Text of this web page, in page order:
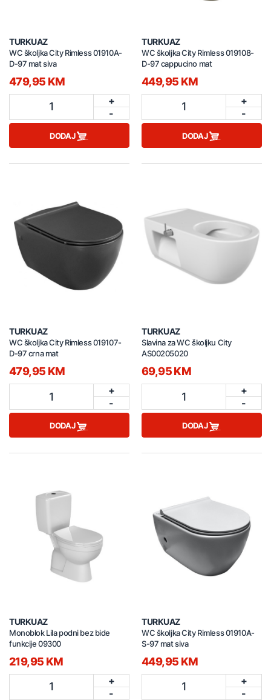
TURKUAZ
WC školjka City Rimless 01910A-
D-97 mat siva
479,95 KM
1
+
-
DODAJ
TURKUAZ
WC školjka City Rimless 019108-
D-97 cappucino mat
449,95 KM
1
+
-
DODAJ
TURKUAZ
WC školjka City Rimless 019107-
D-97 crna mat
479,95 KM
1
+
-
DODAJ
TURKUAZ
Slavina za WC školjku City
AS00205020
69,95 KM
1
+
-
DODAJ
TURKUAZ
Monoblok Lila podni bez bide
funkcije 09300
219,95 KM
1
+
-
TURKUAZ
WC školjka City Rimless 01910A-
S-97 mat siva
449,95 KM
1
+
-